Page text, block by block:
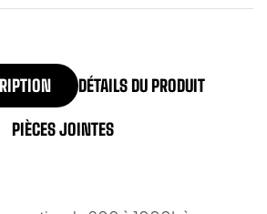
DÉTAILS DU PRODUIT
PIÈCES JOINTES